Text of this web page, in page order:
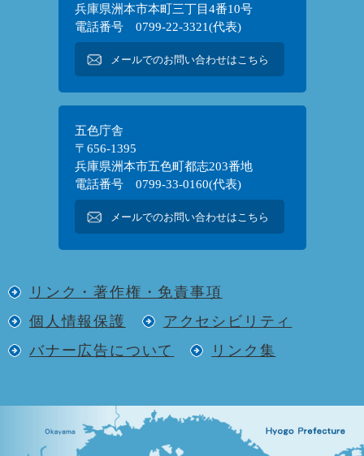
兵庫県洲本市本町三丁目4番10号
電話番号 0799-22-3321(代表)
メールでのお問い合わせはこちら
五色庁舎
〒656-1395
兵庫県洲本市五色町都志203番地
電話番号 0799-33-0160(代表)
メールでのお問い合わせはこちら
リンク・著作権・免責事項
個人情報保護
アクセシビリティ
バナー広告について
リンク集